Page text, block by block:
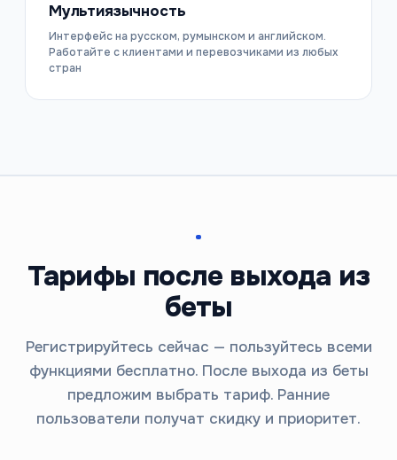
Мультиязычность
Интерфейс на русском, румынском и английском.
Работайте с клиентами и перевозчиками из любых
стран
Тарифы после выхода из
беты
Регистрируйтесь сейчас — пользуйтесь всеми
функциями бесплатно. После выхода из беты
предложим выбрать тариф. Ранние
пользователи получат скидку и приоритет.